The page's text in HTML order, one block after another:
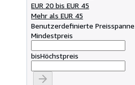
EUR 20 bis EUR 45
Mehr als EUR 45
Benutzerdefinierte Preisspanne
Mindestpreis
bisHöchstpreis